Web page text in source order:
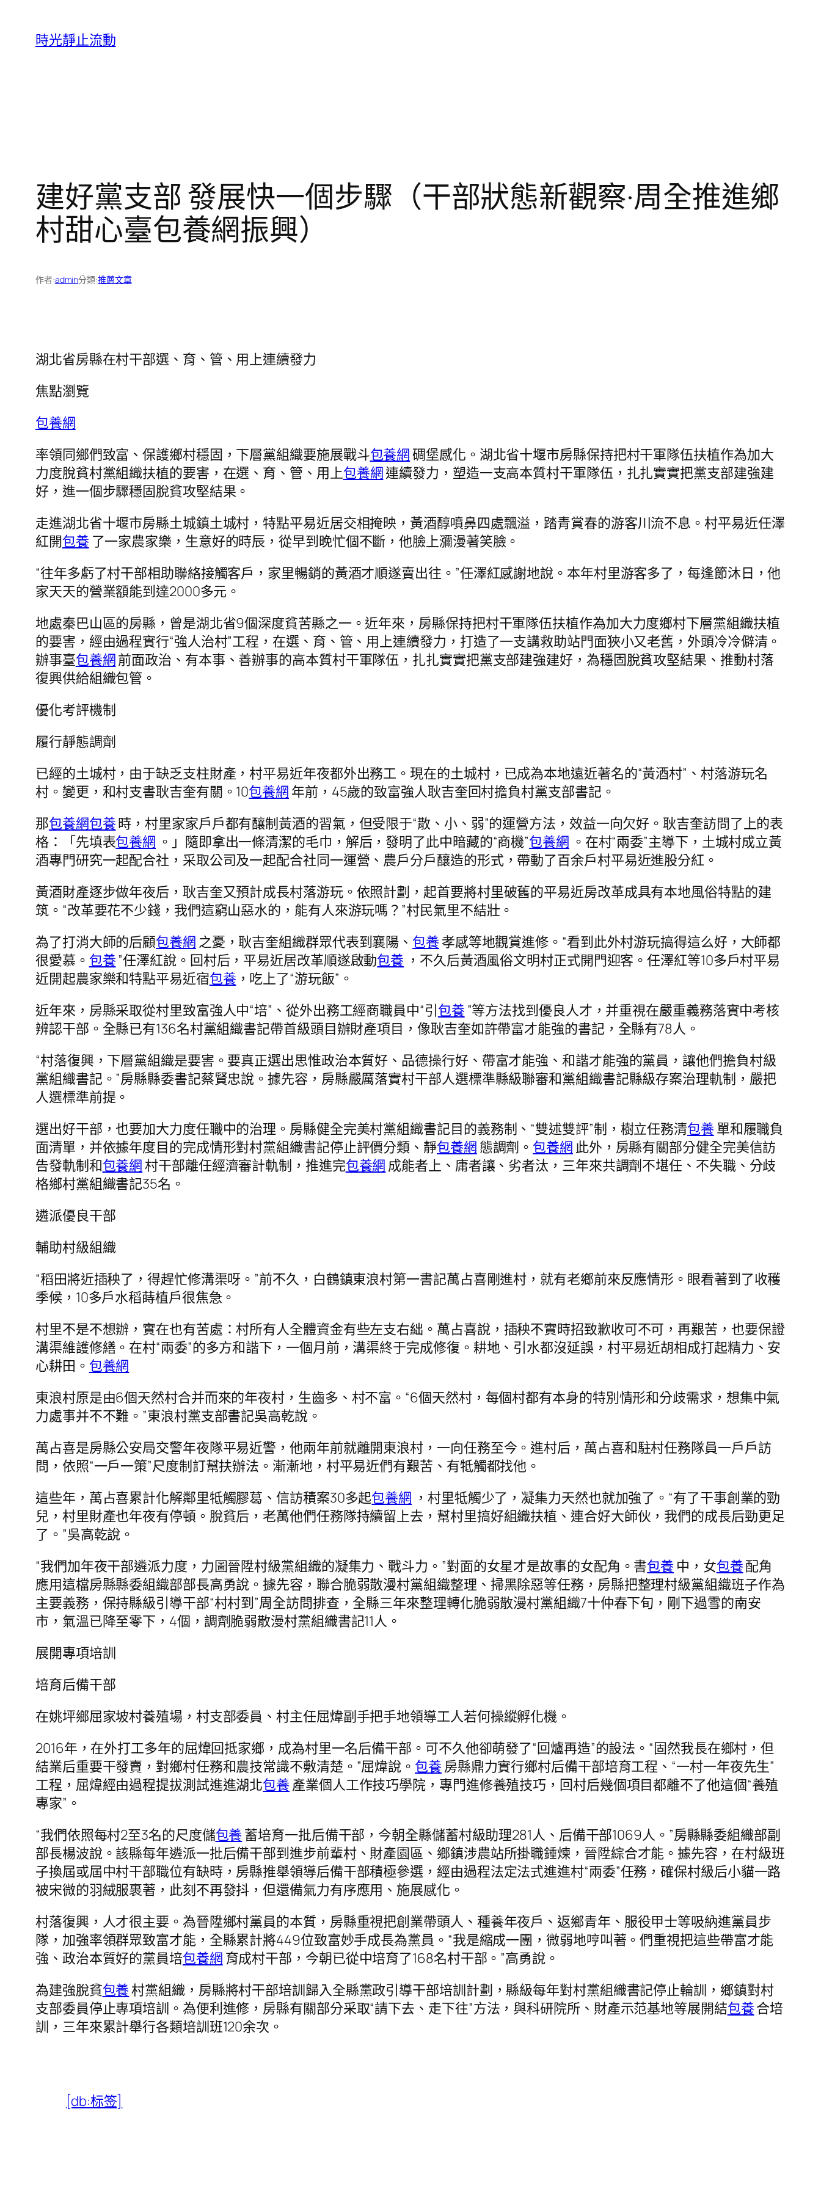
時光靜止流動
建好黨支部 發展快一個步驟（干部狀態新觀察·周全推進鄉
村甜心臺包養網振興）
作者:admin分類:推薦文章
湖北省房縣在村干部選、育、管、用上連續發力
焦點瀏覽
包養網
率領同鄉們致富、保護鄉村穩固，下層黨組織要施展戰斗包養網碉堡感化。湖北省十堰市房縣保持把村干軍隊伍扶植作為加大
力度脫貧村黨組織扶植的要害，在選、育、管、用上包養網連續發力，塑造一支高本質村干軍隊伍，扎扎實實把黨支部建強建
好，進一個步驟穩固脫貧攻堅結果。
走進湖北省十堰市房縣土城鎮土城村，特點平易近居交相掩映，黃酒醇噴鼻四處飄溢，踏青賞春的游客川流不息。村平易近任澤
紅開包養 了一家農家樂，生意好的時辰，從早到晚忙個不斷，他臉上瀰漫著笑臉。
“往年多虧了村干部相助聯絡接觸客戶，家里暢銷的黃酒才順遂賣出往。”任澤紅感謝地說。本年村里游客多了，每逢節沐日，他
家天天的營業額能到達2000多元。
地處秦巴山區的房縣，曾是湖北省9個深度貧苦縣之一。近年來，房縣保持把村干軍隊伍扶植作為加大力度鄉村下層黨組織扶植
的要害，經由過程實行“強人治村”工程，在選、育、管、用上連續發力，打造了一支講救助站門面狹小又老舊，外頭冷冷僻清。
辦事臺包養網前面政治、有本事、善辦事的高本質村干軍隊伍，扎扎實實把黨支部建強建好，為穩固脫貧攻堅結果、推動村落
復興供給組織包管。
優化考評機制
履行靜態調劑
已經的土城村，由于缺乏支柱財產，村平易近年夜都外出務工。現在的土城村，已成為本地遠近著名的“黃酒村”、村落游玩名
村。變更，和村支書耿吉奎有關。10包養網 年前，45歲的致富強人耿吉奎回村擔負村黨支部書記。
那包養網包養時，村里家家戶戶都有釀制黃酒的習氣，但受限于“散、小、弱”的運營方法，效益一向欠好。耿吉奎訪問了上的表
格：「先填表包養網 。」隨即拿出一條清潔的毛巾，解后，發明了此中暗藏的“商機”包養網 。在村“兩委”主導下，土城村成立黃
酒專門研究一起配合社，采取公司及一起配合社同一運營、農戶分戶釀造的形式，帶動了百余戶村平易近進股分紅。
黃酒財產逐步做年夜后，耿吉奎又預計成長村落游玩。依照計劃，起首要將村里破舊的平易近房改革成具有本地風俗特點的建
筑。“改革要花不少錢，我們這窮山惡水的，能有人來游玩嗎？”村民氣里不結壯。
為了打消大師的后顧包養網 之憂，耿吉奎組織群眾代表到襄陽、 包養 孝感等地觀賞進修。“看到此外村游玩搞得這么好，大師都
很愛慕。 包養”任澤紅說。回村后，平易近居改革順遂啟動包養 ，不久后黃酒風俗文明村正式開門迎客。任澤紅等10多戶村平易
近開起農家樂和特點平易近宿包養 ，吃上了“游玩飯”。
近年來，房縣采取從村里致富強人中“培”、從外出務工經商職員中“引包養 ”等方法找到優良人才，并重視在嚴重義務落實中考核
辨認干部。全縣已有136名村黨組織書記帶首級頭目辦財產項目，像耿吉奎如許帶富才能強的書記，全縣有78人。
“村落復興，下層黨組織是要害。要真正選出思惟政治本質好、品德操行好、帶富才能強、和諧才能強的黨員，讓他們擔負村級
黨組織書記。”房縣縣委書記蔡賢忠說。據先容，房縣嚴厲落實村干部人選標準縣級聯審和黨組織書記縣級存案治理軌制，嚴把
人選標準前提。
選出好干部，也要加大力度任職中的治理。房縣健全完美村黨組織書記目的義務制、“雙述雙評”制，樹立任務清包養 單和履職負
面清單，并依據年度目的完成情形對村黨組織書記停止評價分類、靜包養網 態調劑。 包養網 此外，房縣有關部分健全完美信訪
告發軌制和包養網村干部離任經濟審計軌制，推進完包養網 成能者上、庸者讓、劣者汰，三年來共調劑不堪任、不失職、分歧
格鄉村黨組織書記35名。
遴派優良干部
輔助村級組織
“稻田將近插秧了，得趕忙修溝渠呀。”前不久，白鶴鎮東浪村第一書記萬占喜剛進村，就有老鄉前來反應情形。眼看著到了收穫
季候，10多戶水稻蒔植戶很焦急。
村里不是不想辦，實在也有苦處：村所有人全體資金有些左支右絀。萬占喜說，插秧不實時招致歉收可不可，再艱苦，也要保證
溝渠維護修繕。在村“兩委”的多方和諧下，一個月前，溝渠終于完成修復。耕地、引水都沒延誤，村平易近胡相成打起精力、安
心耕田。 包養網
東浪村原是由6個天然村合并而來的年夜村，生齒多、村不富。“6個天然村，每個村都有本身的特別情形和分歧需求，想集中氣
力處事并不不難。”東浪村黨支部書記吳高乾說。
萬占喜是房縣公安局交警年夜隊平易近警，他兩年前就離開東浪村，一向任務至今。進村后，萬占喜和駐村任務隊員一戶戶訪
問，依照“一戶一策”尺度制訂幫扶辦法。漸漸地，村平易近們有艱苦、有牴觸都找他。
這些年，萬占喜累計化解鄰里牴觸膠葛、信訪積案30多起包養網 ，村里牴觸少了，凝集力天然也就加強了。“有了干事創業的勁
兒，村里財產也年夜有停頓。脫貧后，老萬他們任務隊持續留上去，幫村里搞好組織扶植、連合好大師伙，我們的成長后勁更足
了。”吳高乾說。
“我們加年夜干部遴派力度，力圖晉陞村級黨組織的凝集力、戰斗力。”對面的女星才是故事的女配角。書包養 中，女包養配角
應用這檔房縣縣委組織部部長高勇說。據先容，聯合脆弱散漫村黨組織整理、掃黑除惡等任務，房縣把整理村級黨組織班子作為
主要義務，保持縣級引導干部“村村到”周全訪問排查，全縣三年來整理轉化脆弱散漫村黨組織7十仲春下旬，剛下過雪的南安
市，氣溫已降至零下，4個，調劑脆弱散漫村黨組織書記11人。
展開專項培訓
培育后備干部
在姚坪鄉屈家坡村養殖場，村支部委員、村主任屈煒副手把手地領導工人若何操縱孵化機。
2016年，在外打工多年的屈煒回抵家鄉，成為村里一名后備干部。可不久他卻萌發了“回爐再造”的設法。“固然我長在鄉村，但
結業后重要干發賣，對鄉村任務和農技常識不敷清楚。”屈煒說。 包養 房縣鼎力實行鄉村后備干部培育工程、“一村一年夜先生”
工程，屈煒經由過程提拔測試進進湖北包養 產業個人工作技巧學院，專門進修養殖技巧，回村后幾個項目都離不了他這個“養殖
專家”。
“我們依照每村2至3名的尺度儲包養 蓄培育一批后備干部，今朝全縣儲蓄村級助理281人、后備干部1069人。”房縣縣委組織部副
部長楊波說。該縣每年遴派一批后備干部到進步前輩村、財產園區、鄉鎮涉農站所掛職錘煉，晉陞綜合才能。據先容，在村級班
子換屆或屆中村干部職位有缺時，房縣推舉領導后備干部積極參選，經由過程法定法式進進村“兩委”任務，確保村級后小貓一路
被宋微的羽絨服裹著，此刻不再發抖，但還備氣力有序應用、施展感化。
村落復興，人才很主要。為晉陞鄉村黨員的本質，房縣重視把創業帶頭人、種養年夜戶、返鄉青年、服役甲士等吸納進黨員步
隊，加強率領群眾致富才能，全縣累計將449位致富妙手成長為黨員。“我是縮成一團，微弱地哼叫著。們重視把這些帶富才能
強、政治本質好的黨員培包養網 育成村干部，今朝已從中培育了168名村干部。”高勇說。
為建強脫貧包養村黨組織，房縣將村干部培訓歸入全縣黨政引導干部培訓計劃，縣級每年對村黨組織書記停止輪訓，鄉鎮對村
支部委員停止專項培訓。為便利進修，房縣有關部分采取“請下去、走下往”方法，與科研院所、財產示范基地等展開結包養合培
訓，三年來累計舉行各類培訓班120余次。
[db:标签]